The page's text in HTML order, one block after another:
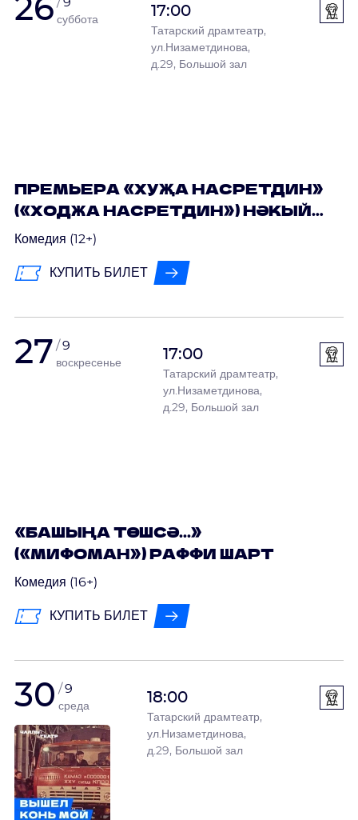
26 суббота
17:00
Татарский драмтеатр,
ул.Низаметдинова,
д.29, Большой зал
ПРЕМЬЕРА «ХУҖА НАСРЕТДИН»
(«ХОДЖА НАСРЕТДИН») НӘКЫЙ
ИСӘНБӘТ
Комедия (12+)
КУПИТЬ БИЛЕТ
27 9
воскресенье
17:00
Татарский драмтеатр,
ул.Низаметдинова,
д.29, Большой зал
«БАШЫҢА ТӨШСӘ...»
(«МИФОМАН») РАФФИ ШАРТ
Комедия (16+)
КУПИТЬ БИЛЕТ
30 9
среда
18:00
Татарский драмтеатр,
ул.Низаметдинова,
д.29, Большой зал